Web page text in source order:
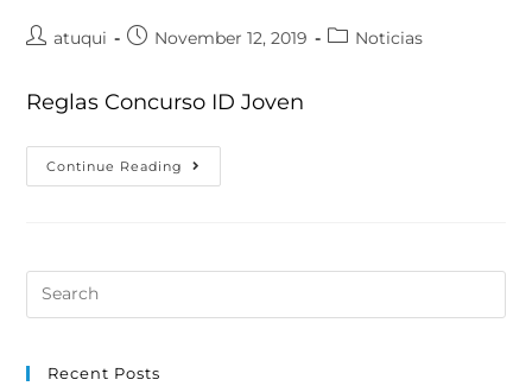
atuqui November 12, 2019 Noticias
Reglas Concurso ID Joven
Continue Reading
Recent Posts